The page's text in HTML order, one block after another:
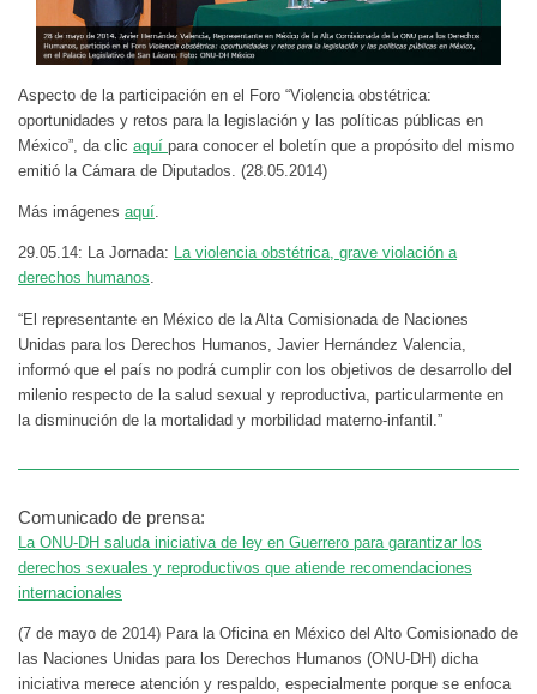
Aspecto de la participación en el Foro “Violencia obstétrica:
oportunidades y retos para la legislación y las políticas públicas en
México”, da clic aquí para conocer el boletín que a propósito del mismo
emitió la Cámara de Diputados. (28.05.2014)
Más imágenes aquí.
29.05.14: La Jornada: La violencia obstétrica, grave violación a
derechos humanos.
“El representante en México de la Alta Comisionada de Naciones
Unidas para los Derechos Humanos, Javier Hernández Valencia,
informó que el país no podrá cumplir con los objetivos de desarrollo del
milenio respecto de la salud sexual y reproductiva, particularmente en
la disminución de la mortalidad y morbilidad materno-infantil.”
Comunicado de prensa:
La ONU-DH saluda iniciativa de ley en Guerrero para garantizar los
derechos sexuales y reproductivos que atiende recomendaciones
internacionales
(7 de mayo de 2014) Para la Oficina en México del Alto Comisionado de
las Naciones Unidas para los Derechos Humanos (ONU-DH) dicha
iniciativa merece atención y respaldo, especialmente porque se enfoca